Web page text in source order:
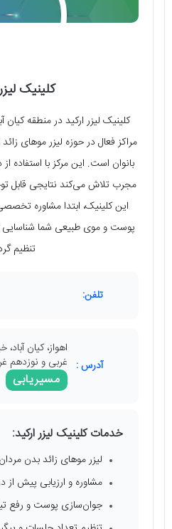
کلینیک
کلینیک لیزر ارکید در منطقه کیان
مراکز فعال در حوزه لیزر موهای
بانوان است. این مرکز با استفاده
مجرب تلاش می‌کند نتایجی قابل
این کلینیک، ابتدا مشاوره
پوست و موی طبیعی شما شناسایی
تنظیم
تلفن:
آدرس :
اهواز، کیان
غربی و نوزدهم
مسیریابی
خدمات کلینیک لیزر ارکید:
لیزر موهای زائد بدن مردان
مشاوره و ارزیابی پیش از
جوان‌سازی پوست و رفع